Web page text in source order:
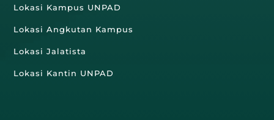
Lokasi Kampus UNPAD
Lokasi Angkutan Kampus
Lokasi Jalatista
Lokasi Kantin UNPAD